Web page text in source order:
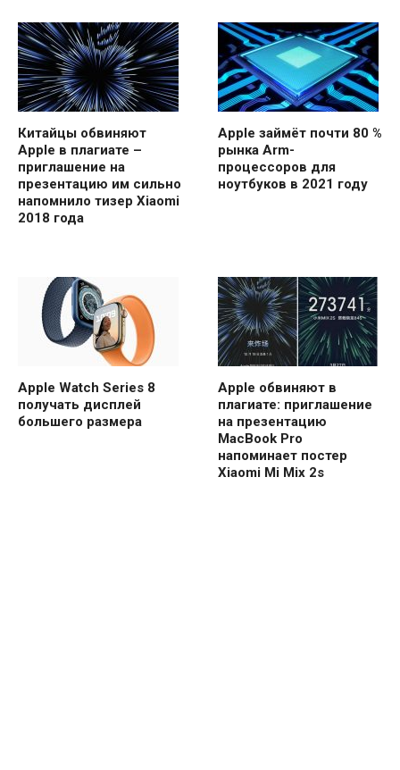
Китайцы обвиняют
Apple в плагиате –
приглашение на
презентацию им сильно
напомнило тизер Xiaomi
2018 года
Apple займёт почти 80 %
рынка Arm-
процессоров для
ноутбуков в 2021 году
Apple Watch Series 8
получать дисплей
большего размера
Apple обвиняют в
плагиате: приглашение
на презентацию
MacBook Pro
напоминает постер
Xiaomi Mi Mix 2s